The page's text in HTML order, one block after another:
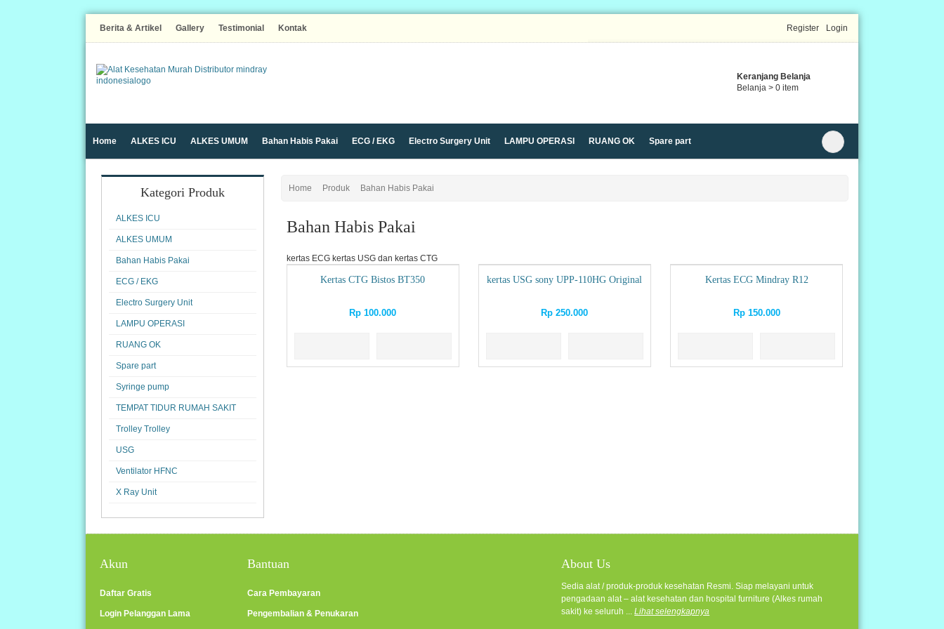
Berita & Artikel Gallery Testimonial Kontak Login
Register
Keranjang Belanja
Belanja > 0 item
Home ALKES ICU ALKES UMUM Bahan Habis Pakai ECG / EKG Electro Surgery Unit LAMPU OPERASI RUANG OK Spare part
Syringe pump TEMPAT TIDUR RUMAH SAKIT
Home
Produk Bahan Habis Pakai
Bahan Habis Pakai
kertas ECG kertas USG dan kertas CTG
Kertas CTG Bistos BT350
Rp 100.000
kertas USG sony UPP-110HG Original
Rp 250.000
Kertas ECG Mindray R12
Rp 150.000
Kategori Produk
ALKES ICU
ALKES UMUM
Bahan Habis Pakai
ECG / EKG
Electro Surgery Unit
LAMPU OPERASI
RUANG OK
Spare part
Syringe pump
TEMPAT TIDUR RUMAH SAKIT
Trolley Trolley
USG
Ventilator HFNC
X Ray Unit
About Us
Sedia alat / produk-produk kesehatan Resmi. Siap melayani untuk
pengadaan alat – alat kesehatan dan hospital furniture (Alkes rumah
sakit) ke seluruh ...Lihat selengkapnya
Akun
Daftar Gratis
Login Pelanggan Lama
Bantuan
Cara Pembayaran
Pengembalian & Penukaran